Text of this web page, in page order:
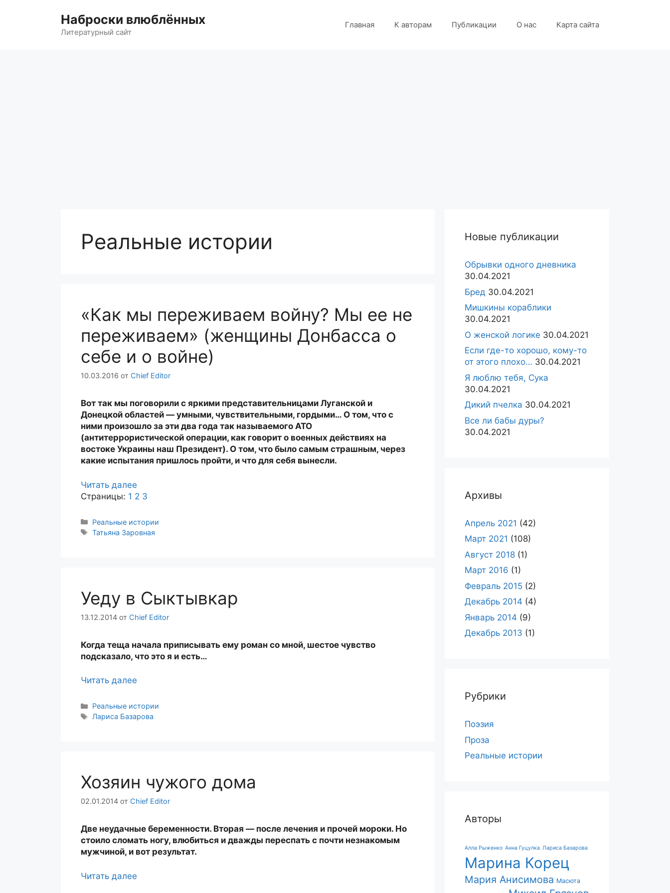
Наброски влюблённых
Литературный сайт
Главная К авторам Публикации О нас Карта сайта
Реальные истории
«Как мы переживаем войну? Мы ее не
переживаем» (женщины Донбасса о
себе и о войне)
10.03.2016 от Chief Editor
Вот так мы поговорили с яркими представительницами Луганской и
Донецкой областей — умными, чувствительными, гордыми… О том, что с
ними произошло за эти два года так называемого АТО
(антитеррористической операции, как говорит о военных действиях на
востоке Украины наш Президент). О том, что было самым страшным, через
какие испытания пришлось пройти, и что для себя вынесли.
Читать далее
Страницы: 1 2 3
Рубрики
Реальные истории
Метки
Татьяна Заровная
Уеду в Сыктывкар
13.12.2014 от Chief Editor
Когда теща начала приписывать ему роман со мной, шестое чувство
подсказало, что это я и есть…
Читать далее
Рубрики
Реальные истории
Метки
Лариса Базарова
Хозяин чужого дома
02.01.2014 от Chief Editor
Две неудачные беременности. Вторая — после лечения и прочей мороки. Но
стоило сломать ногу, влюбиться и дважды переспать с почти незнакомым
мужчиной, и вот результат.
Читать далее
Новые публикации
Обрывки одного дневника
30.04.2021
Бред 30.04.2021
Мишкины кораблики
30.04.2021
О женской логике 30.04.2021
Если где-то хорошо, кому-то
от этого плохо… 30.04.2021
Я люблю тебя, Сука
30.04.2021
Дикий пчелка 30.04.2021
Все ли бабы дуры?
30.04.2021
Архивы
Апрель 2021 (42)
Март 2021 (108)
Август 2018 (1)
Март 2016 (1)
Февраль 2015 (2)
Декабрь 2014 (4)
Январь 2014 (9)
Декабрь 2013 (1)
Рубрики
Поэзия
Проза
Реальные истории
Авторы
Алла Рыженко Анна Гуцулка Лариса Базарова
Марина Корец
Мария Анисимова Масюта